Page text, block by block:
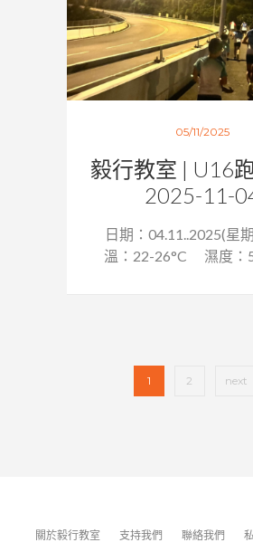
05/11/2025
毅行教室 | U16
2025-11-
日期：04.11..2025(星
溫：22-26°C 濕度：
1 2 next
關於毅行教室 支持我們 聯絡我們